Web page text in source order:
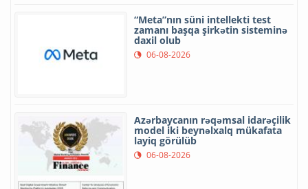
“Meta”nın süni intellekti test
zamanı başqa şirkətin sisteminə
daxil olub
06-08-2026
Azərbaycanın rəqəmsal idarəçilik
model iki beynəlxalq mükafata
layiq görülüb
06-08-2026